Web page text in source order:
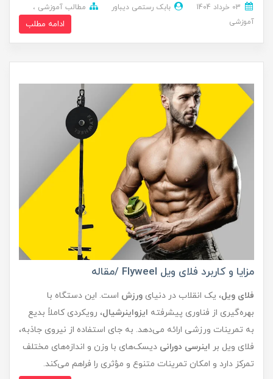
بابک رستمی دیباور
مطالب آموزشی
آموزشی
ادامه مطلب
مزایا و کاربرد فلای ویل Flyweel /مقاله
فلای ویل، یک انقلاب در دنیای ورزش است. این دستگاه با
بهره‌گیری از فناوری پیشرفته ایزواینرشیال، رویکردی کاملاً بدیع
به تمرینات ورزشی ارائه می‌دهد. به جای استفاده از نیروی جاذبه،
فلای ویل بر اینرسی دورانی دیسک‌های با وزن و اندازه‌های مختلف
تمرکز دارد و امکان تمرینات متنوع و مؤثری را فراهم می‌کند.